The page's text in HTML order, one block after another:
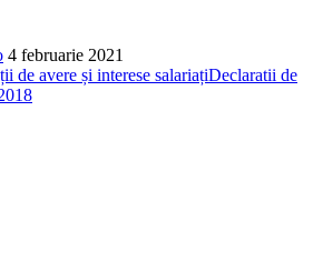
4 februarie 2021
de avere și interese salariațiDeclaratii de